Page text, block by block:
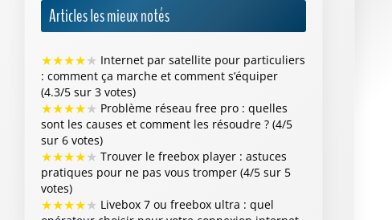
Articles les mieux notés
★★★★★ Internet par satellite pour particuliers
: comment ça marche et comment s’équiper
(4.3/5 sur 3 votes)
★★★★★ Problème réseau free pro : quelles
sont les causes et comment les résoudre ? (4/5
sur 6 votes)
★★★★★ Trouver le freebox player : astuces
pratiques pour ne pas vous tromper (4/5 sur 5
votes)
★★★★★ Livebox 7 ou freebox ultra : quel